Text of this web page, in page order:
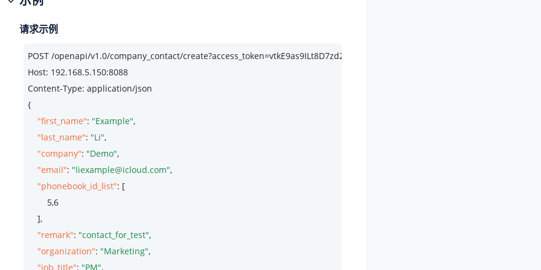
请求示例
POST /openapi/v1.0/company_contact/create?access_token=vtkE9as9ILt8D7zd20beBzd8dL2uTcOL HTTP/
Host: 192.168.5.150:8088
Content-Type: application/json
{
"first_name": "Example",
"last_name": "Li",
"company": "Demo",
"email": "liexample@icloud.com",
"phonebook_id_list": [
5,6
    ],
"remark": "contact_for_test",
"organization": "Marketing",
"job_title": "PM",